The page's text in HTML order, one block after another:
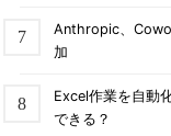
Anthropic、
加
Excel作業を自動
できる？